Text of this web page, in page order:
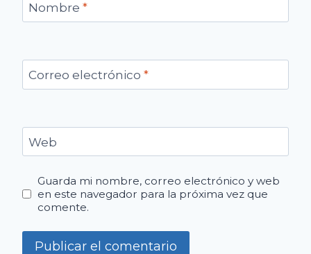
Nombre *
Correo electrónico *
Web
Guarda mi nombre, correo electrónico y web
en este navegador para la próxima vez que
comente.